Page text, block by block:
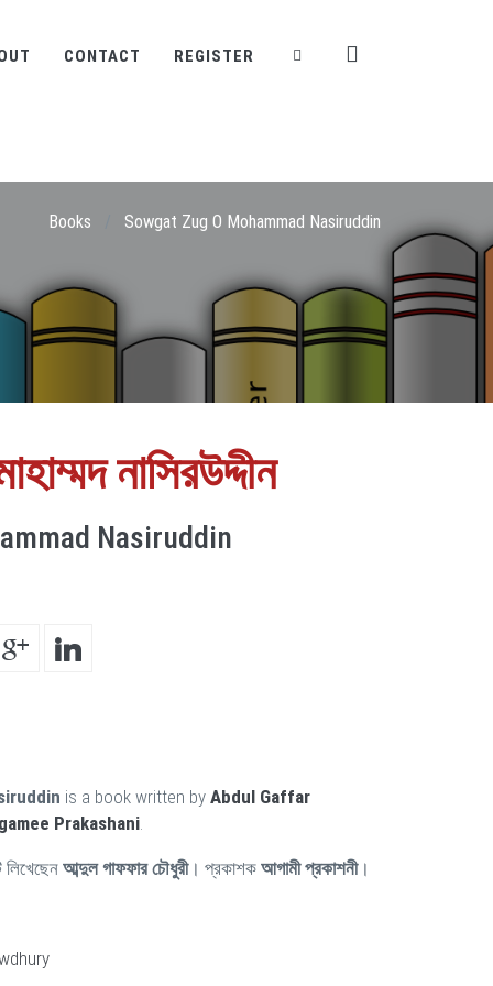
CONTACT REGISTER
Books Sowgat Zug O Mohammad Nasiruddin
নাসিরউদ্দীন
Nasiruddin
is a book written by Abdul Gaffar
Prakashani.
লিখেছেন আব্দুল গাফফার চৌধুরী। প্রকাশক আগামী প্রকাশনী।